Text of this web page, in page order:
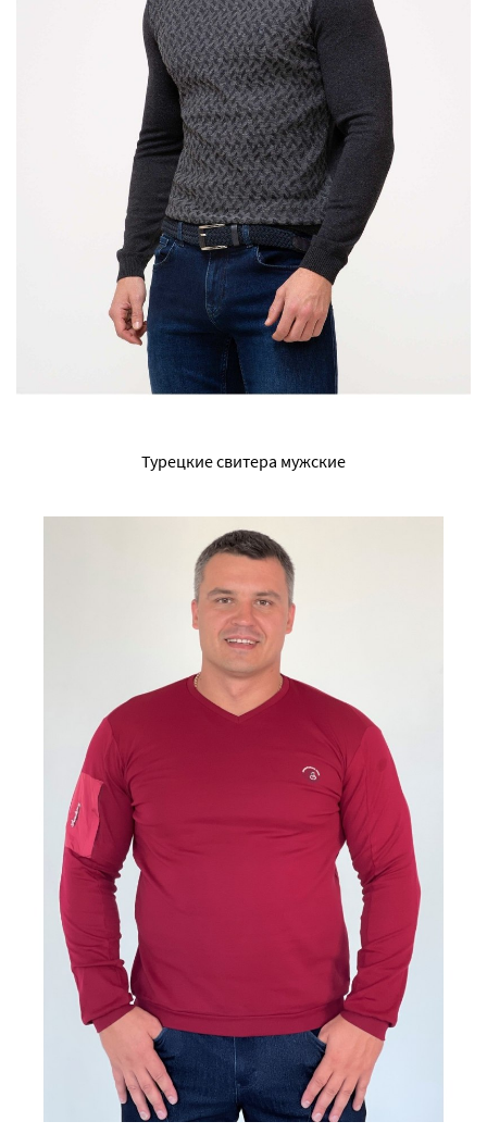
Турецкие свитера мужские